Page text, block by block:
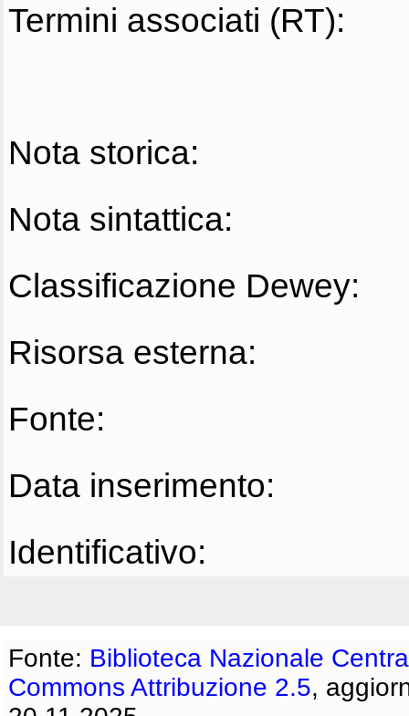
Termini associati (RT):
Nota storica:
Nota sintattica:
Classificazione Dewey:
Risorsa esterna:
Fonte:
Data inserimento:
Identificativo:
Fonte: Biblioteca Nazionale
Commons Attribuzione 2.5,